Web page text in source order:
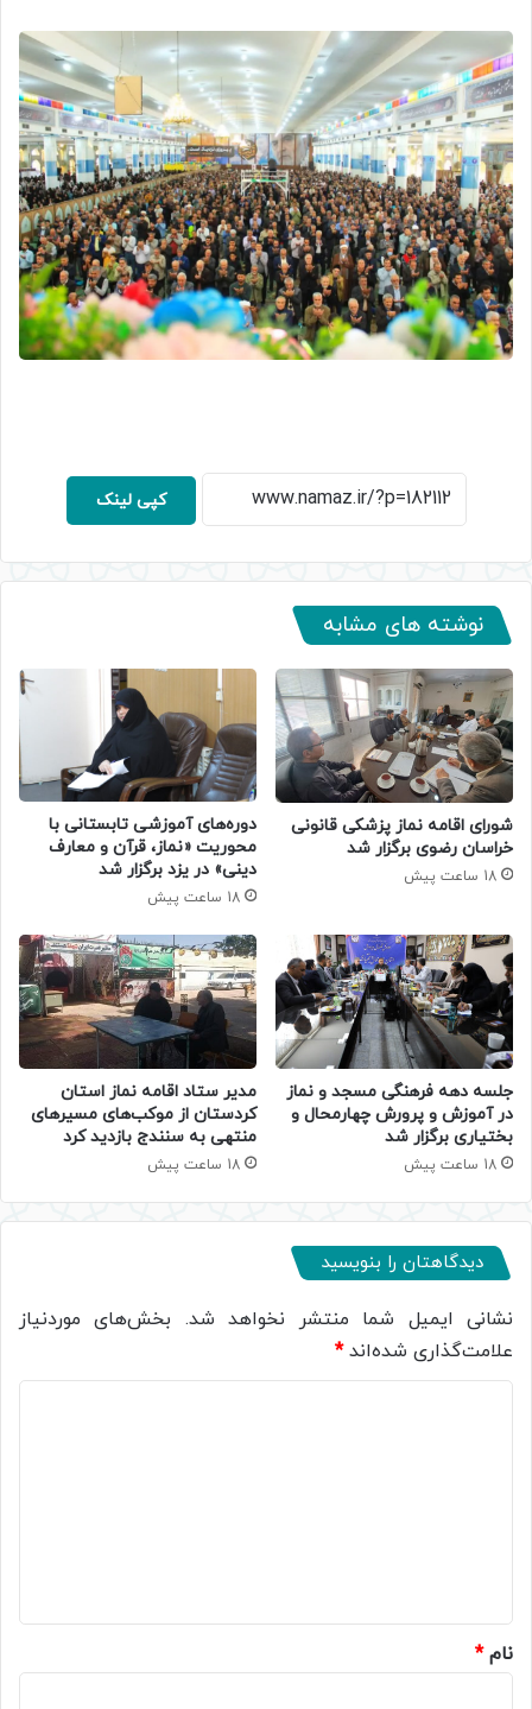
کپی لینک
نوشته های مشابه
شورای اقامه نماز پزشکی قانونی
خراسان رضوی برگزار شد
18 ساعت پیش
دوره‌های آموزشی تابستانی با
محوریت «نماز، قرآن و معارف
دینی» در یزد برگزار شد
18 ساعت پیش
جلسه دهه فرهنگی مسجد و نماز
در آموزش و پرورش چهارمحال و
بختیاری برگزار شد
18 ساعت پیش
مدیر ستاد اقامه نماز استان
کردستان از موکب‌های مسیرهای
منتهی به سنندج بازدید کرد
18 ساعت پیش
دیدگاهتان را بنویسید
نشانی ایمیل شما منتشر نخواهد شد. بخش‌های موردنیاز
علامت‌گذاری شده‌اند*
نام*